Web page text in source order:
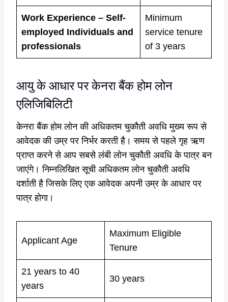
Work Experience – Self-
employed Individuals and
professionals
Minimum
service tenure
of 3 years
आयु के आधार पर केनरा बैंक होम लोन
एलिजिबिलिटी
केनरा बैंक होम लोन की अधिकतम चुकौती अवधि मुख्य रूप से
आवेदक की उम्र पर निर्भर करती है। समय से पहले गृह ऋण
प्राप्त करने से आप सबसे लंबी लोन चुकौती अवधि के पात्र बन
जाएंगे। निम्नलिखित सूची अधिकतम लोन चुकौती अवधि
दर्शाती है जिसके लिए एक आवेदक अपनी उम्र के आधार पर
पात्र होगा।
Applicant Age
Maximum Eligible
Tenure
21 years to 40
years
30 years